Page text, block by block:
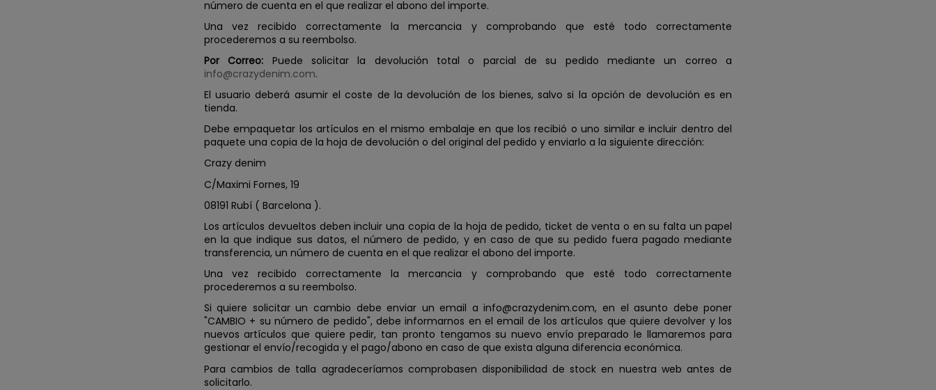
número de cuenta en el que realizar el abono del importe.
Una vez recibido correctamente la mercancia y comprobando que esté todo correctamente
procederemos a su reembolso.
Por Correo: Puede solicitar la devolución total o parcial de su pedido mediante un correo a
info@crazydenim.com.
El usuario deberá asumir el coste de la devolución de los bienes, salvo si la opción de devolución es en
tienda.
Debe empaquetar los artículos en el mismo embalaje en que los recibió o uno similar e incluir dentro del
paquete una copia de la hoja de devolución o del original del pedido y enviarlo a la siguiente dirección:
Crazy denim
C/Maximi Fornes, 19
08191 Rubí ( Barcelona ).
Los artículos devueltos deben incluir una copia de la hoja de pedido, ticket de venta o en su falta un papel
en la que indique sus datos, el número de pedido, y en caso de que su pedido fuera pagado mediante
transferencia, un número de cuenta en el que realizar el abono del importe.
Una vez recibido correctamente la mercancia y comprobando que esté todo correctamente
procederemos a su reembolso.
Si quiere solicitar un cambio debe enviar un email a info@crazydenim.com, en el asunto debe poner
"CAMBIO + su número de pedido", debe informarnos en el email de los artículos que quiere devolver y los
nuevos artículos que quiere pedir, tan pronto tengamos su nuevo envío preparado le llamaremos para
gestionar el envío/recogida y el pago/abono en caso de que exista alguna diferencia económica.
Para cambios de talla agradeceríamos comprobasen disponibilidad de stock en nuestra web antes de
solicitarlo.